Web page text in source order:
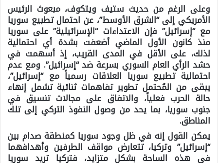
وعلى الرغم من حديث ستيف ويتكوف، مبعوث الرئيس
الأمريكي إلى “الشرق الأوسط”، عن احتمال تطبيع سوريا
مع “إسرائيل” فإن الاعتداءات “الإسرائيلية” على سوريا
منذ كانون الأول الماضي أضعفت بشدة أي احتمالية
لذلك، على الأقل في المدى القريب، إذ أسهمت في
حشد الرأي العام السوري بسرعة ضد “إسرائيل”. ومع عدم
احتمالية تطبيع سوريا العلاقات رسمياً مع “إسرائيل”،
يبقى من المُحتمل تطوير تفاهمات ثنائية تشمل إنهاء
حالة الحرب فعلياً، والاتفاق على مجالات تنسيق في
جنوب سوريا، بما يحد من وصول النفوذ التركي إلى تلك
المناطق.
يمكن القول إنه في ظل وجود سوريا كمنطقة صدام بين
“إسرائيل” وتركيا، تتعارض مواقف الطرفين وأهدافهما
في هذه الساحة بشكل متزايد، فتركيا تريد سوريا